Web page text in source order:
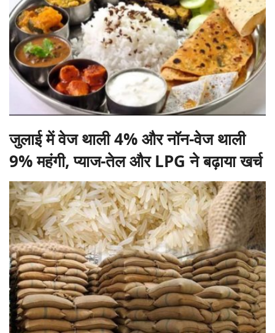
जुलाई में वेज थाली 4% और नॉन-वेज थाली
9% महंगी, प्याज-तेल और LPG ने बढ़ाया खर्च